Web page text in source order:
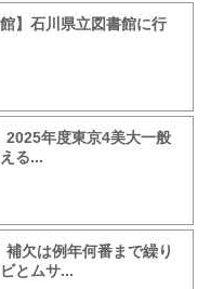
】石川県立図書館に行
2025年度東京4美大一般
る...
補欠は例年何番まで繰り
とムサ...